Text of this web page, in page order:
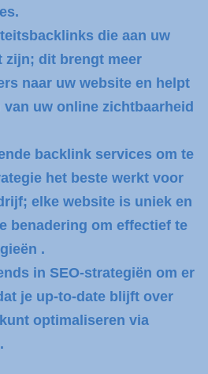
die aan uw
zijn; dit brengt meer
naar uw website en helpt
van uw online zichtbaarheid
backlink services om te
het beste werkt voor
elke website is uniek en
benadering om effectief te
.
in SEO-strategiën om er
je up-to-date blijft over
optimaliseren via